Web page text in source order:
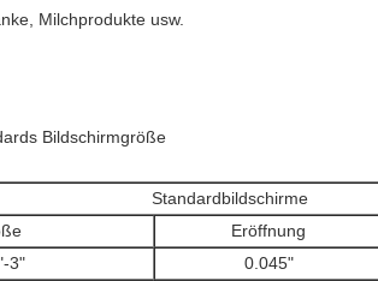
Milchprodukte usw.
Bildschirmgröße
Standardbildschirme
Eröffnung
3"
0.045"